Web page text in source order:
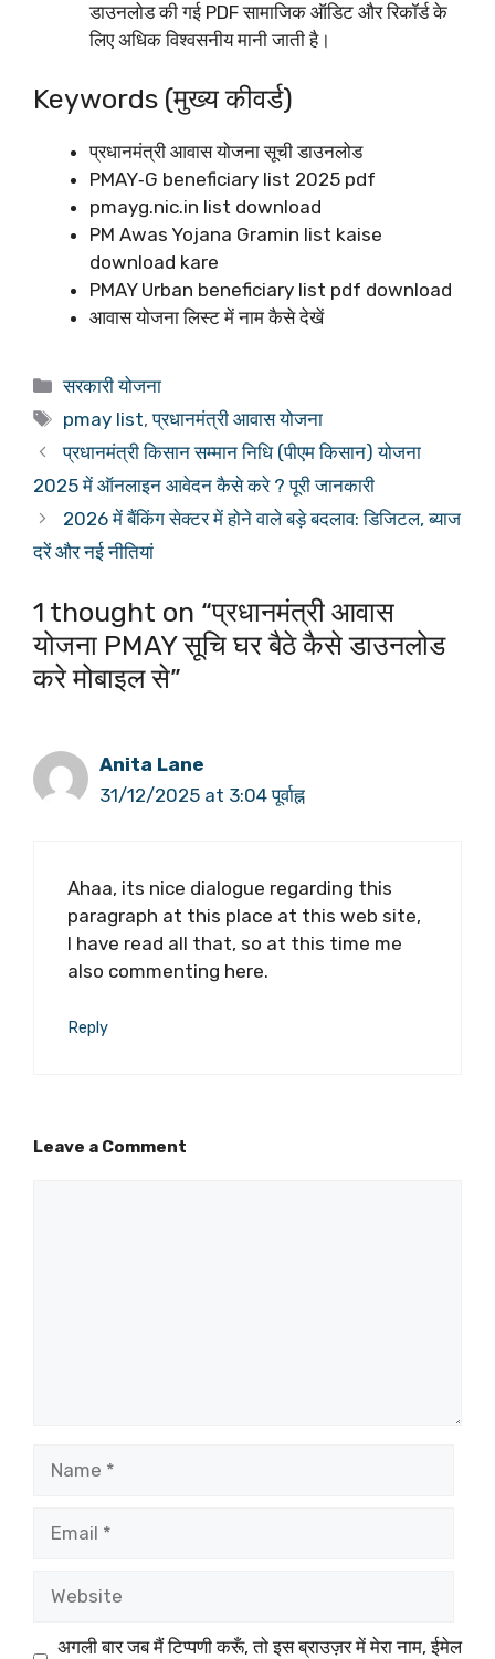
डाउनलोड की गई PDF सामाजिक ऑडिट और रिकॉर्ड के
लिए अधिक विश्वसनीय मानी जाती है।
Keywords (मुख्य कीवर्ड)
प्रधानमंत्री आवास योजना सूची डाउनलोड
PMAY‑G beneficiary list 2025 pdf
pmayg.nic.in list download
PM Awas Yojana Gramin list kaise
download kare
PMAY Urban beneficiary list pdf download
आवास योजना लिस्ट में नाम कैसे देखें
Categories
सरकारी योजना
Tags
pmay list,प्रधानमंत्री आवास योजना
प्रधानमंत्री किसान सम्मान निधि (पीएम किसान) योजना
2025 में ऑनलाइन आवेदन कैसे करे ? पूरी जानकारी
2026 में बैंकिंग सेक्टर में होने वाले बड़े बदलाव: डिजिटल, ब्याज
दरें और नई नीतियां
1 thought on “प्रधानमंत्री आवास
योजना PMAY सूचि घर बैठे कैसे डाउनलोड
करे मोबाइल से”
Anita Lane
31/12/2025 at 3:04 पूर्वाह्न
Ahaa, its nice dialogue regarding this
paragraph at this place at this web site,
I have read all that, so at this time me
also commenting here.
Reply
Leave a Comment
अगली बार जब मैं टिप्पणी करूँ, तो इस ब्राउज़र में मेरा नाम, ईमेल